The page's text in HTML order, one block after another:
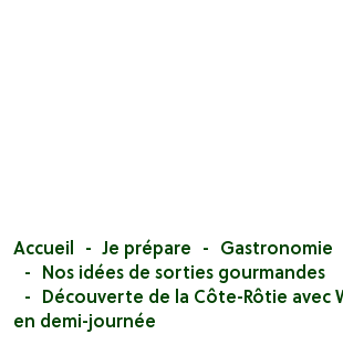
Accueil Je prépare
Gastronomie
Nos idées de sorties gourmandes
Découverte de la Côte-Rôtie avec
en demi-journée